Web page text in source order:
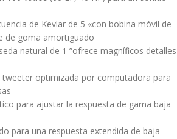
de Kevlar de 5 «con bobina móvil de
de goma amortiguado
natural de 1 ”ofrece magníficos detalles
tweeter optimizada por computadora para
para ajustar la respuesta de gama baja
para una respuesta extendida de baja